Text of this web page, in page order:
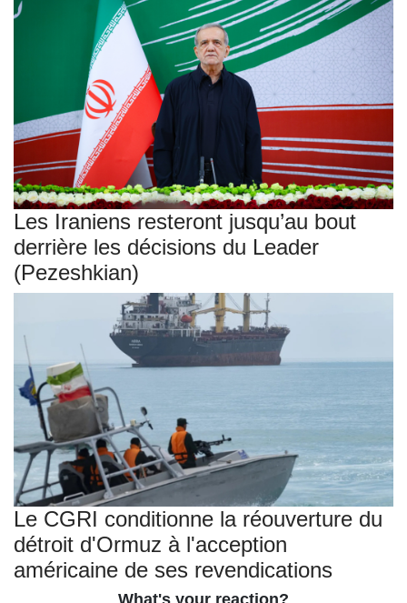
Les Iraniens resteront jusqu’au bout
derrière les décisions du Leader
(Pezeshkian)
Le CGRI conditionne la réouverture du
détroit d'Ormuz à l'acception
américaine de ses revendications